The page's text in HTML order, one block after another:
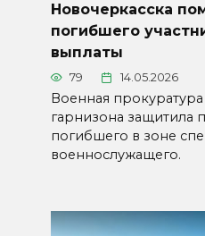
Новочеркасска
погибшего
выплаты
79 14.05.2026
Военная
гарнизона защитила
погибшего в зоне
военнослужащего.